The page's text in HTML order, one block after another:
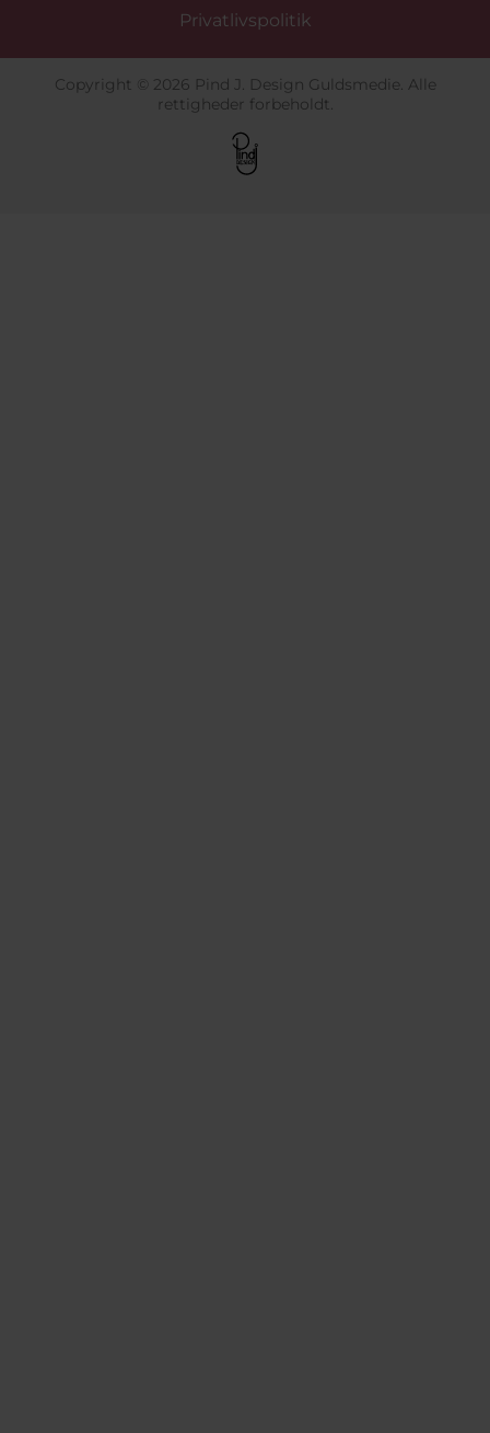
Privatlivspolitik
Copyright © 2026 Pind J. Design Guldsmedie. Alle
rettigheder forbeholdt.